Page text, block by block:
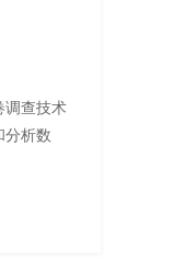
调查技术
分析数